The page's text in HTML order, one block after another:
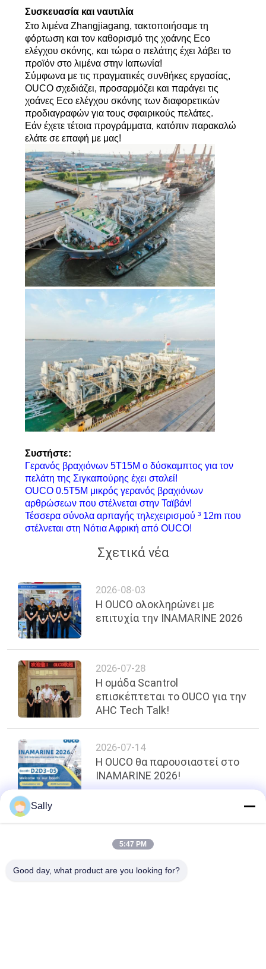
Συσκευασία και ναυτιλία
Στο λιμένα Zhangjiagang, τακτοποιήσαμε τη
φόρτωση και τον καθορισμό της χοάνης Eco
ελέγχου σκόνης, και τώρα ο πελάτης έχει λάβει το
προϊόν στο λιμένα στην Ιαπωνία!
Σύμφωνα με τις πραγματικές συνθήκες εργασίας,
OUCO σχεδιάζει, προσαρμόζει και παράγει τις
χοάνες Eco ελέγχου σκόνης των διαφορετικών
προδιαγραφών για τους σφαιρικούς πελάτες.
Εάν έχετε τέτοια προγράμματα, κατόπιν παρακαλώ
ελάτε σε επαφή με μας!
Συστήστε:
Γερανός βραχιόνων 5T15M ο δύσκαμπτος για τον
πελάτη της Σιγκαπούρης έχει σταλεί!
OUCO 0.5T5M μικρός γερανός βραχιόνων
αρθρώσεων που στέλνεται στην Ταϊβάν!
Τέσσερα σύνολα αρπαγής τηλεχειρισμού ³ 12m που
στέλνεται στη Νότια Αφρική από OUCO!
Σχετικά νέα
2026-08-03
Η OUCO ολοκληρώνει με
επιτυχία την INAMARINE 2026
2026-07-28
Η ομάδα Scantrol
επισκέπτεται το OUCO για την
AHC Tech Talk!
2026-07-14
Η OUCO θα παρουσιαστεί στο
INAMARINE 2026!
κορυφή
Sally
5:47 PM
Good day, what product are you looking for?